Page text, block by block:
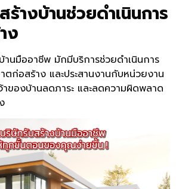
างบ้านช่วยดำเนินการ
ง
านมืออาชีพ มักมีบริการช่วยดำเนินการ
ก่อสร้าง และประสานงานกับหน่วยงาน
าของบ้านลดภาระ และลดความผิดพลาด